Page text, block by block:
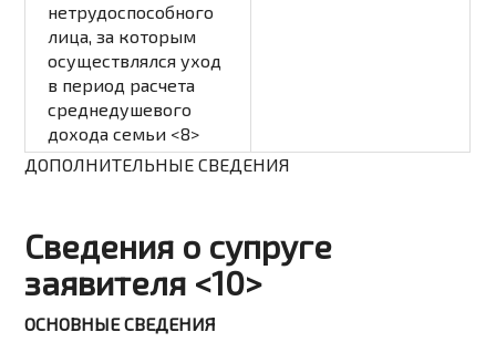
нетрудоспособного
лица, за которым
осуществлялся уход
в период расчета
среднедушевого
дохода семьи <8>
ДОПОЛНИТЕЛЬНЫЕ СВЕДЕНИЯ
Сведения о супруге
заявителя <10>
ОСНОВНЫЕ СВЕДЕНИЯ